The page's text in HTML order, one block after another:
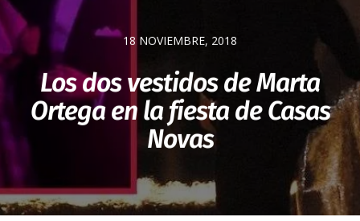
18 NOVIEMBRE, 2018
Los dos vestidos de Marta
Ortega en la fiesta de Casas
Novas